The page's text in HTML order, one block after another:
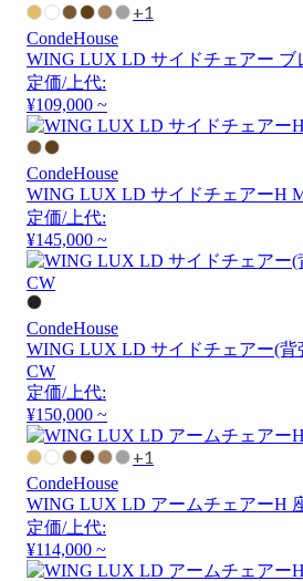
+1
CondeHouse
WING LUX LD サイドチェアー ブ
定価/上代:
¥109,000 ~
CondeHouse
WING LUX LD サイドチェアーH
定価/上代:
¥145,000 ~
CondeHouse
WING LUX LD サイドチェアー(背
CW
定価/上代:
¥150,000 ~
+1
CondeHouse
WING LUX LD アームチェアーH
定価/上代:
¥114,000 ~